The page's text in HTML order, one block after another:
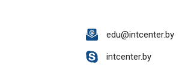
edu@intcenter.by
intcenter.by